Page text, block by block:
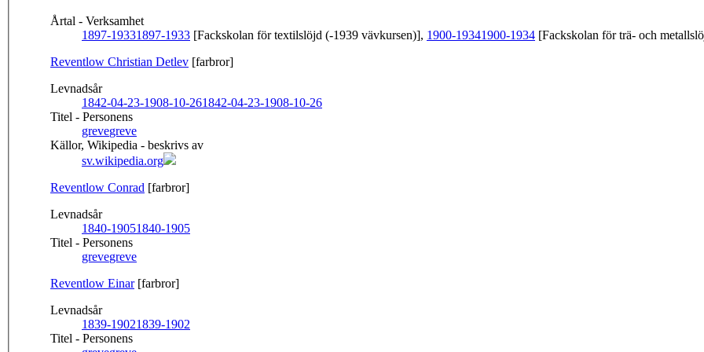
Årtal - Verksamhet
1897-19331897-1933 [Fackskolan för textilslöjd (-1939 vävkursen)], 1900-19341900-1934 [Fackskolan för trä- och
Reventlow Christian Detlev [farbror]
Levnadsår
1842-04-23-1908-10-261842-04-23-1908-10-26
Titel - Personens
grevegreve
Källor, Wikipedia - beskrivs av
sv.wikipedia.org
Reventlow Conrad [farbror]
Levnadsår
1840-19051840-1905
Titel - Personens
grevegreve
Reventlow Einar[farbror]
Levnadsår
1839-19021839-1902
Titel - Personens